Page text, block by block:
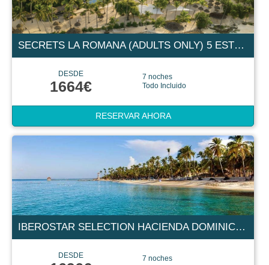
SECRETS LA ROMANA (ADULTS ONLY) 5 ESTRELLAS
DESDE
1664€
7 noches
Todo Incluido
RESERVAR AHORA
IBEROSTAR SELECTION HACIENDA DOMINICUS 5 ESTRELLAS
DESDE 7 noches